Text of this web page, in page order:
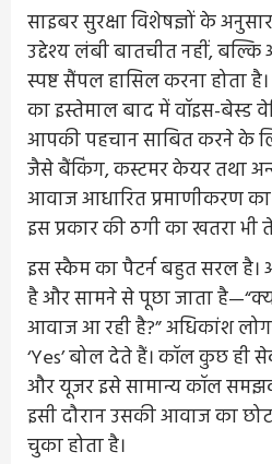
साइबर सुरक्षा विशेषज्ञों के
उद्देश्य लंबी बातचीत नहीं,
स्पष्ट सैंपल हासिल करना होता
का इस्तेमाल बाद में वॉइस-बेस्ड
आपकी पहचान साबित करने के
जैसे बैंकिंग, कस्टमर केयर तथा
आवाज आधारित प्रमाणीकरण
इस प्रकार की ठगी का खतरा भी
इस स्कैम का पैटर्न बहुत सरल है।
है और सामने से पूछा जाता
आवाज आ रही है?” अधिकांश लोग
‘Yes’ बोल देते हैं। कॉल कुछ ही
और यूजर इसे सामान्य कॉल
इसी दौरान उसकी आवाज का छोटा
चुका होता है।